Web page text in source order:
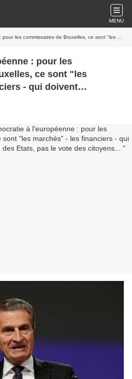
MENU
sont "les marchés" - les financiers - qui doivent déterminer la politique des Etats, pas le vote des citoyens...
: pour les
ce sont "les
- qui doivent
des Etats, pas le vote